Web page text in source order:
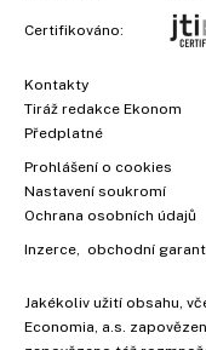
Certifikováno:
Kontakty
Tiráž redakce Ekonom
Předplatné
Prohlášení o cookies
Nastavení soukromí
Ochrana osobních údajů
Inzerce, obchodní
Jakékoliv užití obsahu,
Economia, a.s.